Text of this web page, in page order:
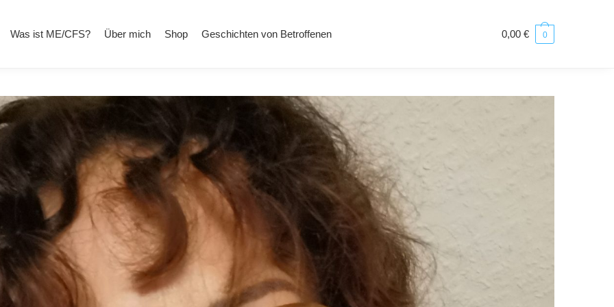
Was ist ME/CFS? Über mich Shop Geschichten von Betroffenen 0,00 € 0